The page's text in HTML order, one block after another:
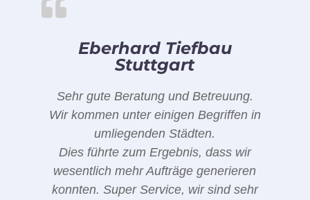
Eberhard Tiefbau
Stuttgart
Sehr gute Beratung und Betreuung.
Wir kommen unter einigen Begriffen in
umliegenden Städten.
Dies führte zum Ergebnis, dass wir
wesentlich mehr Aufträge generieren
konnten. Super Service, wir sind sehr